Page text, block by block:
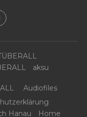
aksu
Audiofiles
Hanau Home